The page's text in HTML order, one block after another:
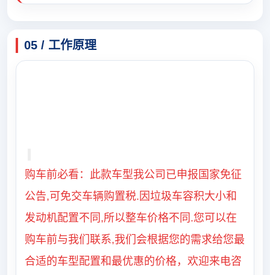
05 / 工作原理
购车前必看：此款车型我公司已申报国家免征
公告,可免交车辆购置税.因垃圾车容积大小和
发动机配置不同,所以整车价格不同.您可以在
购车前与我们联系,我们会根据您的需求给您最
合适的车型配置和最优惠的价格，欢迎来电咨